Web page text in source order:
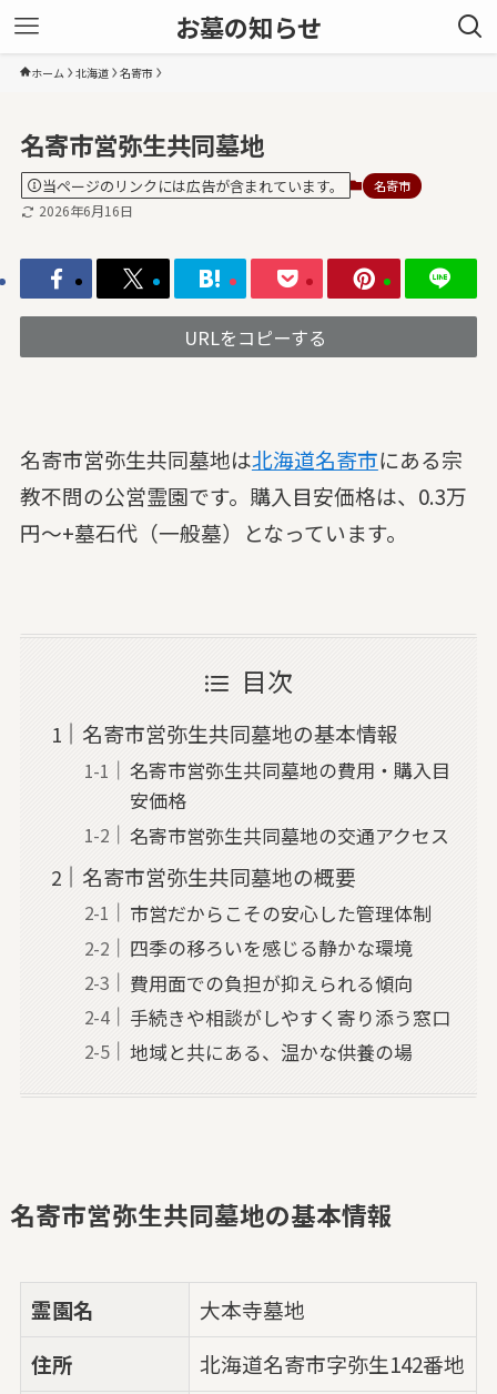
お墓の知らせ
ホーム 北海道 名寄市
名寄市営弥生共同墓地
当ページのリンクには広告が含まれています。 名寄市
2026年6月16日
URLをコピーする
名寄市営弥生共同墓地は北海道名寄市にある宗
教不問の公営霊園です。購入目安価格は、0.3万
円～+墓石代（一般墓）となっています。
目次
名寄市営弥生共同墓地の基本情報
名寄市営弥生共同墓地の費用・購入目
安価格
名寄市営弥生共同墓地の交通アクセス
名寄市営弥生共同墓地の概要
市営だからこその安心した管理体制
四季の移ろいを感じる静かな環境
費用面での負担が抑えられる傾向
手続きや相談がしやすく寄り添う窓口
地域と共にある、温かな供養の場
名寄市営弥生共同墓地の基本情報
霊園名
大本寺墓地
住所
北海道名寄市字弥生142番地